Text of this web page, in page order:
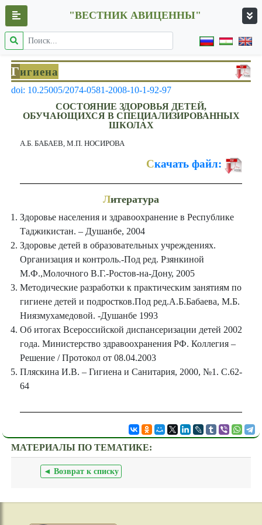
"ВЕСТНИК АВИЦЕННЫ"
Гигиена
doi: 10.25005/2074-0581-2008-10-1-92-97
СОСТОЯНИЕ ЗДОРОВЬЯ ДЕТЕЙ,
ОБУЧАЮЩИХСЯ В СПЕЦИАЛИЗИРОВАННЫХ
ШКОЛАХ
А.Б. БАБАЕВ, М.П. НОСИРОВА
Скачать файл:
Литература
Здоровье населения и здравоохранение в Республике
Таджикистан. – Душанбе, 2004
Здоровье детей в образовательных учреждениях.
Организация и контроль.-Под ред. Рзянкиной
М.Ф.,Молочного В.Г.-Ростов-на-Дону, 2005
Методические разработки к практическим занятиям по
гигиене детей и подростков.Под ред.А.Б.Бабаева, М.Б.
Ниязмухамедовой. -Душанбе 1993
Об итогах Всероссийской диспансеризации детей 2002
года. Министерство здравоохранения РФ. Коллегия –
Решение / Протокол от 08.04.2003
Пляскина И.В. – Гигиена и Санитария, 2000, №1. С.62-
64
МАТЕРИАЛЫ ПО ТЕМАТИКЕ:
◄ Возврат к списку